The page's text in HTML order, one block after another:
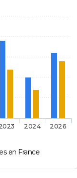
en France
2024 2026